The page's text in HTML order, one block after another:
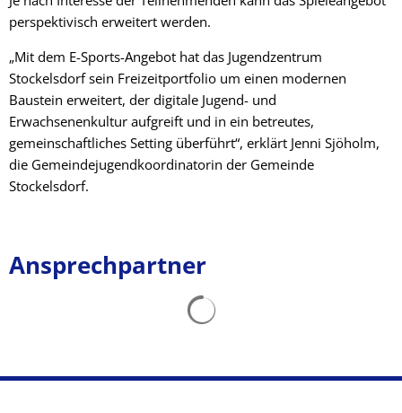
perspektivisch erweitert werden.
„Mit dem E-Sports-Angebot hat das Jugendzentrum
Stockelsdorf sein Freizeitportfolio um einen modernen
Baustein erweitert, der digitale Jugend- und
Erwachsenenkultur aufgreift und in ein betreutes,
gemeinschaftliches Setting überführt“, erklärt Jenni Sjöholm,
die Gemeindejugendkoordinatorin der Gemeinde
Stockelsdorf.
Ansprechpartner